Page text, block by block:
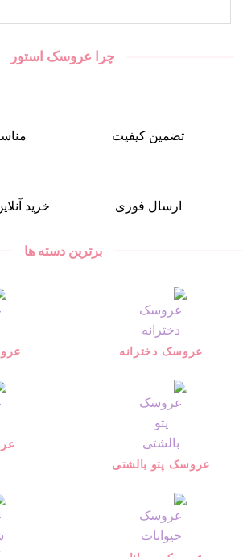
چرا عروسک استور
تضمین کیفیت
ارسال فوری خرید
برترین دسته ها
عروسک دخترانه
عروسک پتو بالشتی